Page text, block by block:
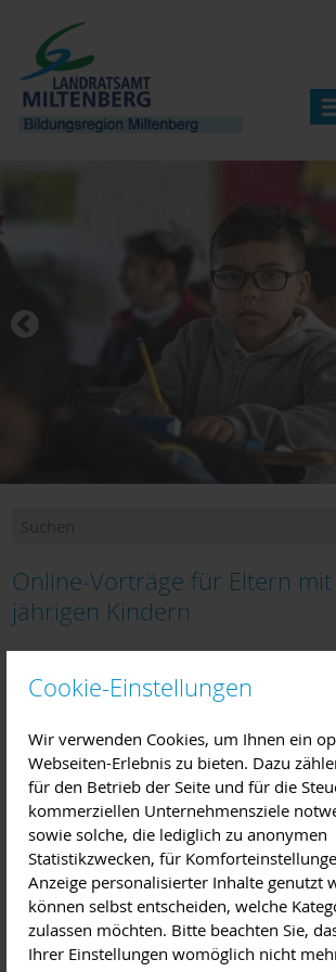
Cookie-Einstellungen
Wir verwenden Cookies, um Ihnen ein
Webseiten-Erlebnis zu bieten. Dazu
für den Betrieb der Seite und für die
kommerziellen Unternehmensziele
sowie solche, die lediglich zu anonymen
Statistikzwecken, für
Anzeige personalisierter Inhalte genutzt
können selbst entscheiden, welche
zulassen möchten. Bitte beachten Sie,
Ihrer Einstellungen womöglich nicht
Bildungsregion
Veranstaltungen / Termine
Veranstaltung melden
Landkreis Miltenberg
Bildungsregionen in Bayern
Bildung und Beratung für Neuzugewanderte
Bildungsangebote und Einrichtungen
Bildungsmonitoring
Online-Vorträge für Eltern
jährigen Kindern
Mittwoch, 21. April 2021 18:00
Uhr
Veranstalter:
Landratsamt Miltenberg
Kostenfreier Online-Vortrag für Eltern
Schlafentwicklung und Schlafstörungen
Lebensjahren.
Veranstaltung im Landkreis Miltenberg,
Versammlung, Vortrag